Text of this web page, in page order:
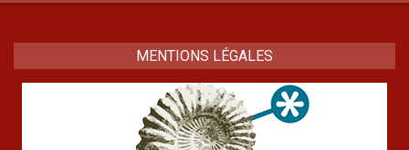
MENTIONS LÉGALES